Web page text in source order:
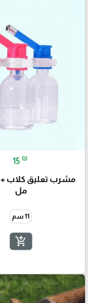
15 ₪
مل
11 سم
add_shopping_cart